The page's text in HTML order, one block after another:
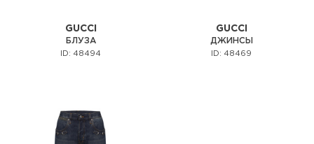
GUCCI
БЛУЗА
ID: 48494
GUCCI
ДЖИНСЫ
ID: 48469